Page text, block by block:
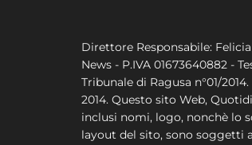
Direttore Responsabile: Felicia
News - P.IVA 01673640882 -
Tribunale di Ragusa n°01/2014.
2014. Questo sito Web,
inclusi nomi, logo, nonchè lo
layout del sito, sono soggetti